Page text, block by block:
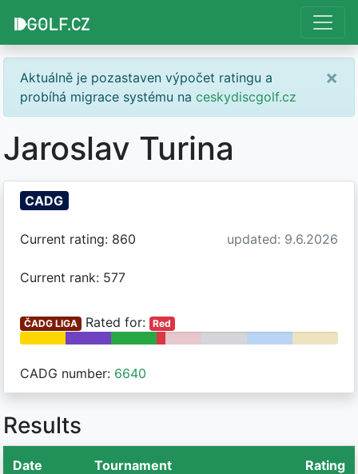
Aktuálně je pozastaven výpočet ratingu a
probíhá migrace systému na ceskydiscgolf.cz
×
Jaroslav Turina
CADG
Current rating: 860 updated: 9.6.2026
Current rank: 577
ČADG LIGA Rated for: Red
CADG number: 6640
Results
Date Tournament Rating